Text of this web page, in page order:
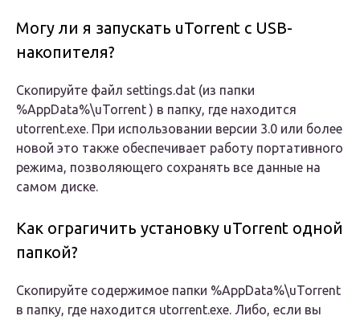
Могу ли я запускать uTorrent с USB-
накопителя?
Скопируйте файл settings.dat (из папки
%AppData%\uTorrent ) в папку, где находится
utorrent.exe. При использовании версии 3.0 или более
новой это также обеспечивает работу портативного
режима, позволяющего сохранять все данные на
самом диске.
Как ограгичить установку uTorrent одной
папкой?
Скопируйте содержимое папки %AppData%\uTorrent
в папку, где находится utorrent.exe. Либо, если вы